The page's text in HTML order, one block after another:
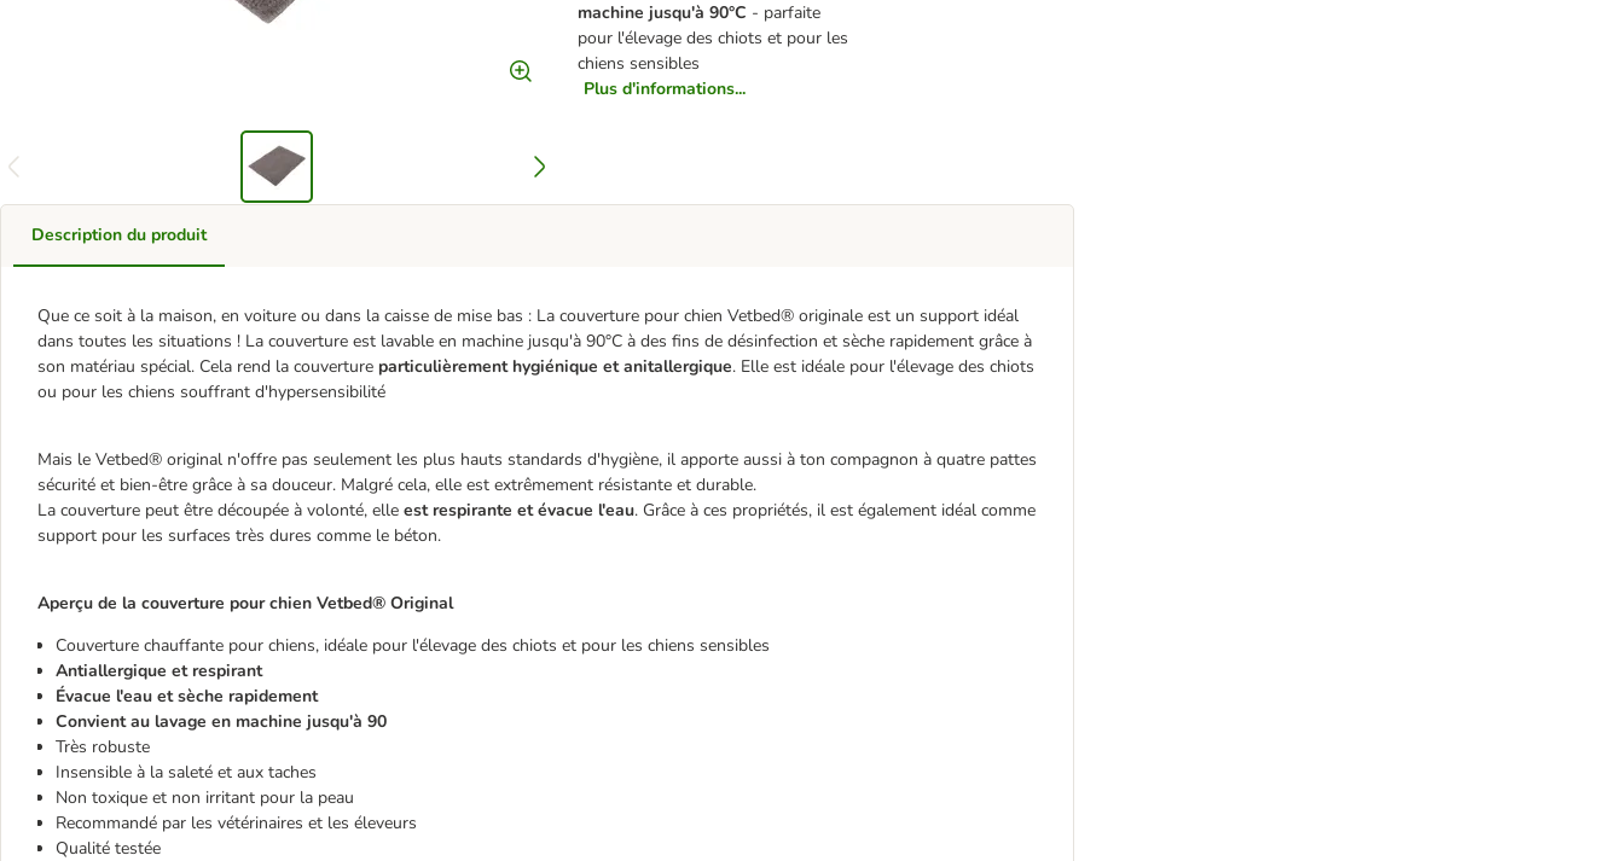
machine jusqu'à 90°C - parfaite
pour l'élevage des chiots et pour les
chiens sensibles
Plus d'informations...
Description du produit
Que ce soit à la maison, en voiture ou dans la caisse de mise bas : La couverture pour chien Vetbed® originale est un support idéal
dans toutes les situations ! La couverture est lavable en machine jusqu'à 90°C à des fins de désinfection et sèche rapidement grâce à
son matériau spécial. Cela rend la couverture particulièrement hygiénique et anitallergique. Elle est idéale pour l'élevage des chiots
ou pour les chiens souffrant d'hypersensibilité
Mais le Vetbed® original n'offre pas seulement les plus hauts standards d'hygiène, il apporte aussi à ton compagnon à quatre pattes
sécurité et bien-être grâce à sa douceur. Malgré cela, elle est extrêmement résistante et durable.
La couverture peut être découpée à volonté, elle est respirante et évacue l'eau. Grâce à ces propriétés, il est également idéal comme
support pour les surfaces très dures comme le béton.
Aperçu de la couverture pour chien Vetbed® Original
Couverture chauffante pour chiens, idéale pour l'élevage des chiots et pour les chiens sensibles
Antiallergique et respirant
Évacue l'eau et sèche rapidement
Convient au lavage en machine jusqu'à 90
Très robuste
Insensible à la saleté et aux taches
Non toxique et non irritant pour la peau
Recommandé par les vétérinaires et les éleveurs
Qualité testée